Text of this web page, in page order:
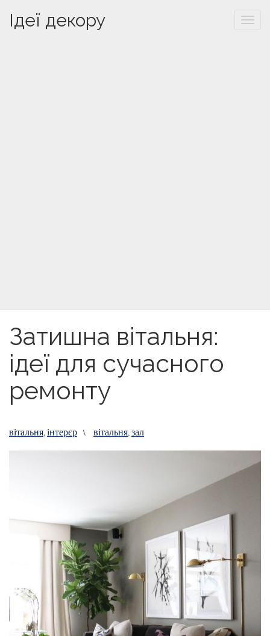
Ідеї декору
Затишна вітальня:
ідеї для сучасного
ремонту
вітальня,інтерєр \ вітальня,зал